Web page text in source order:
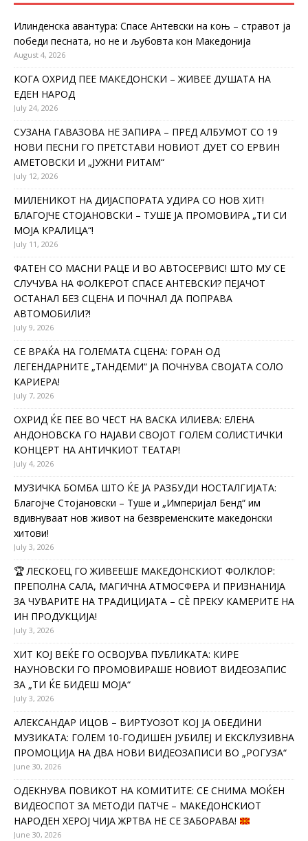
Илинденска авантура: Спасе Антевски на коњ – стравот ја
победи песната, но не и љубовта кон Македонија
August 4, 2026
КОГА ОХРИД ПЕЕ МАКЕДОНСКИ – ЖИВЕЕ ДУШАТА НА
ЕДЕН НАРОД
July 24, 2026
СУЗАНА ГАВАЗОВА НЕ ЗАПИРА – ПРЕД АЛБУМОТ СО 19
НОВИ ПЕСНИ ГО ПРЕТСТАВИ НОВИОТ ДУЕТ СО ЕРВИН
АМЕТОВСКИ И „ЈУЖНИ РИТАМ“
July 12, 2026
МИЛЕНИКОТ НА ДИЈАСПОРАТА УДИРА СО НОВ ХИТ!
БЛАГОЈЧЕ СТОЈАНОВСКИ – ТУШЕ ЈА ПРОМОВИРА „ТИ СИ
МОЈА КРАЛИЦА“!
July 11, 2026
ФАТЕН СО МАСНИ РАЦЕ И ВО АВТОСЕРВИС! ШТО МУ СЕ
СЛУЧУВА НА ФОЛКЕРОТ СПАСЕ АНТЕВСКИ? ПЕЈАЧОТ
ОСТАНАЛ БЕЗ СЦЕНА И ПОЧНАЛ ДА ПОПРАВА
АВТОМОБИЛИ?!
July 9, 2026
СЕ ВРАЌА НА ГОЛЕМАТА СЦЕНА: ГОРАН ОД
ЛЕГЕНДАРНИТЕ „ТАНДЕМИ“ ЈА ПОЧНУВА СВОЈАТА СОЛО
КАРИЕРА!
July 7, 2026
ОХРИД ЌЕ ПЕЕ ВО ЧЕСТ НА ВАСКА ИЛИЕВА: ЕЛЕНА
АНДОНОВСКА ГО НАЈАВИ СВОЈОТ ГОЛЕМ СОЛИСТИЧКИ
КОНЦЕРТ НА АНТИЧКИОТ ТЕАТАР!
July 4, 2026
МУЗИЧКА БОМБА ШТО ЌЕ ЈА РАЗБУДИ НОСТАЛГИЈАТА:
Благојче Стојановски – Туше и „Империјал Бенд“ им
вдивнуваат нов живот на безвременските македонски
хитови!
July 3, 2026
🏆 ЛЕСКОЕЦ ГО ЖИВЕЕШЕ МАКЕДОНСКИОТ ФОЛКЛОР:
ПРЕПОЛНА САЛА, МАГИЧНА АТМОСФЕРА И ПРИЗНАНИЈА
ЗА ЧУВАРИТЕ НА ТРАДИЦИЈАТА – СÈ ПРЕКУ КАМЕРИТЕ НА
ИН ПРОДУКЦИЈА!
July 3, 2026
ХИТ КОЈ ВЕЌЕ ГО ОСВОЈУВА ПУБЛИКАТА: КИРЕ
НАУНОВСКИ ГО ПРОМОВИРАШЕ НОВИОТ ВИДЕОЗАПИС
ЗА „ТИ ЌЕ БИДЕШ МОЈА“
July 3, 2026
АЛЕКСАНДАР ИЦОВ – ВИРТУОЗОТ КОЈ ЈА ОБЕДИНИ
МУЗИКАТА: ГОЛЕМ 10-ГОДИШЕН ЈУБИЛЕЈ И ЕКСКЛУЗИВНА
ПРОМОЦИЈА НА ДВА НОВИ ВИДЕОЗАПИСИ ВО „РОГУЗА“
June 30, 2026
ОДЕКНУВА ПОВИКОТ НА КОМИТИТЕ: СЕ СНИМА МОЌЕН
ВИДЕОСПОТ ЗА МЕТОДИ ПАТЧЕ – МАКЕДОНСКИОТ
НАРОДЕН ХЕРОЈ ЧИЈА ЖРТВА НЕ СЕ ЗАБОРАВА!
June 30, 2026